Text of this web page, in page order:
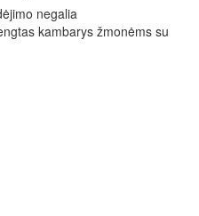
negalia
kambarys žmonėms su